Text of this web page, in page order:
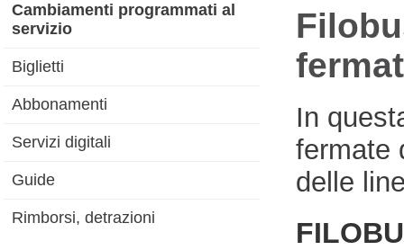
Cambiamenti programmati al
servizio
Biglietti
Abbonamenti
Servizi digitali
Guide
Rimborsi, detrazioni
In
fermate
delle